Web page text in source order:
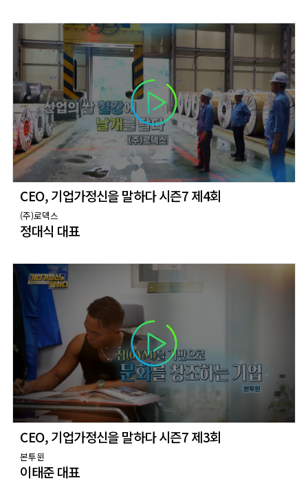
CEO, 기업가정신을 말하다 시즌7 제4회
(주)로덱스
정대식 대표
CEO, 기업가정신을 말하다 시즌7 제3회
본투윈
이태준 대표